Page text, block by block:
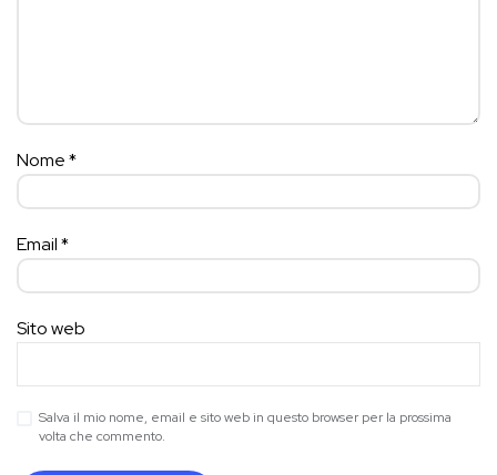
Nome*
Email*
Sito web
Salva il mio nome, email e sito web in questo browser per la prossima
volta che commento.